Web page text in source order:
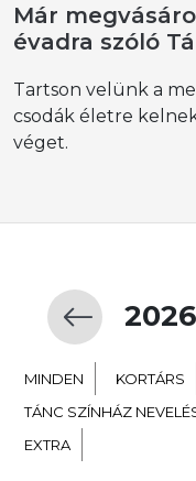
Már
évadra szóló
Tartson velünk a
csodák életre
véget.
MINDEN KORTÁRS
TÁNC SZÍNHÁZ
EXTRA